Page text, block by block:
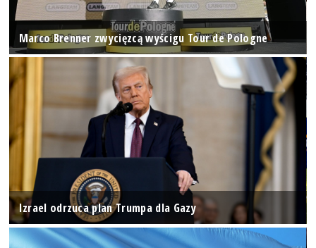
Marco Brenner zwycięzcą wyścigu Tour de Pologne
Izrael odrzuca plan Trumpa dla Gazy